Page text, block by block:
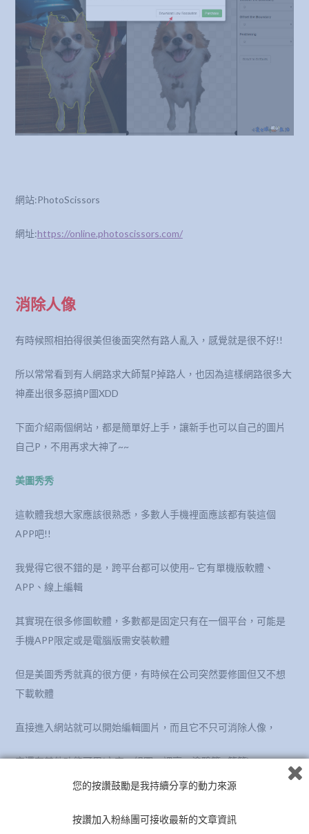
網站:PhotoScissors
網址:https://online.photoscissors.com/
消除人像
有時候照相拍得很美但後面突然有路人亂入，感覺就是很不好!!
所以常常看到有人網路求大師幫P掉路人，也因為這樣網路很多大
神產出很多惡搞P圖XDD
下面介紹兩個網站，都是簡單好上手，讓新手也可以自己的圖片
自己P，不用再求大神了~~
美圖秀秀
這軟體我想大家應該很熟悉，多數人手機裡面應該都有裝這個
APP吧!!
我覺得它很不錯的是，跨平台都可以使用~ 它有單機版軟體、
APP、線上編輯
其實現在很多修圖軟體，多數都是固定只有在一個平台，可能是
手機APP限定或是電腦版需安裝軟體
但是美圖秀秀就真的很方便，有時候在公司突然要修圖但又不想
下載軟體
直接進入網站就可以開始編輯圖片，而且它不只可消除人像，
它還有其他功能可用(文字、組圖、調亮、塗鴉筆…等等)
您的按讚鼓勵是我持續分享的動力來源
按讚加入粉絲團可接收最新的文章資訊